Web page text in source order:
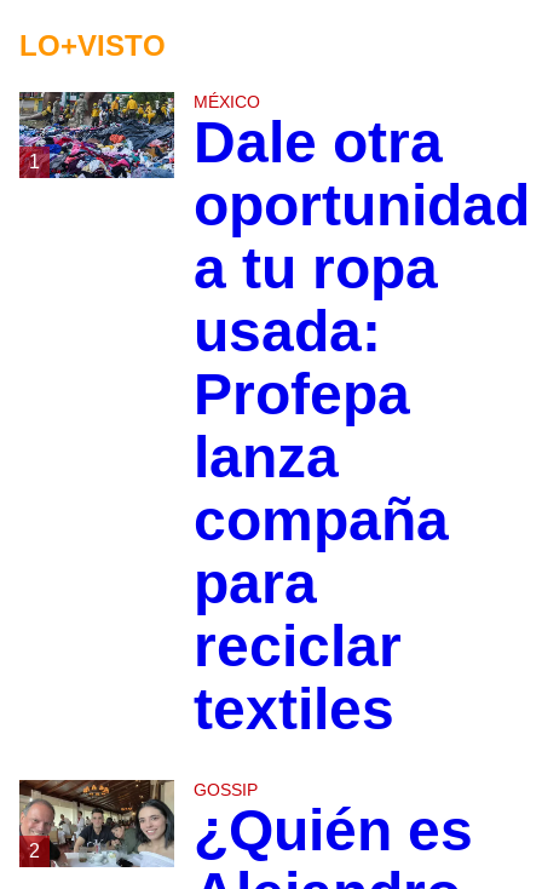
LO+VISTO
1
MÉXICO
Dale otra
oportunidad
a tu ropa
usada:
Profepa
lanza
compaña
para
reciclar
textiles
2
GOSSIP
¿Quién es